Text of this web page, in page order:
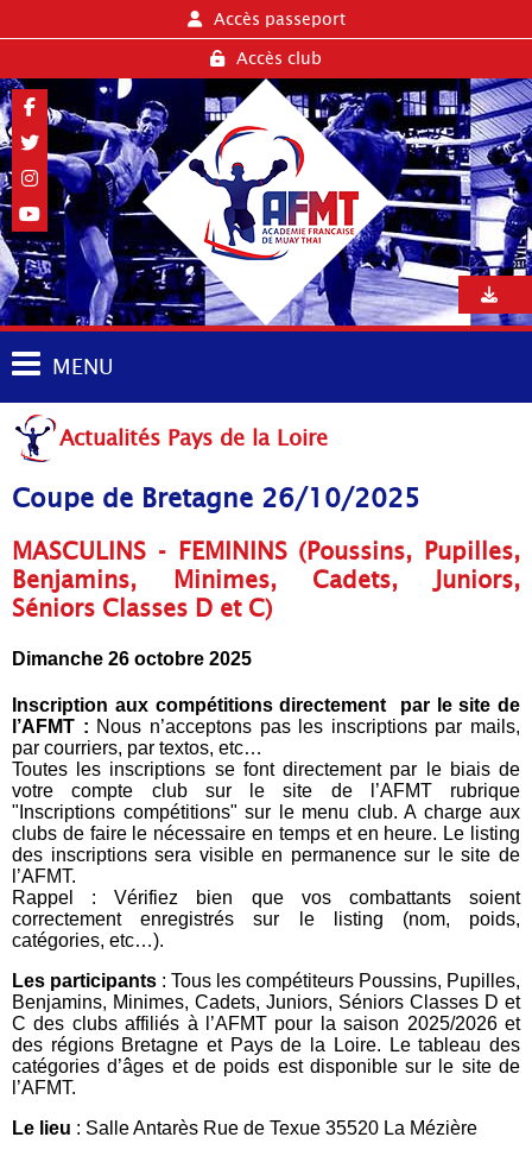
Accès passeport
Accès club
MENU
Actualités Pays de la Loire
Coupe de Bretagne 26/10/2025
MASCULINS - FEMININS (Poussins, Pupilles,
Benjamins, Minimes, Cadets, Juniors,
Séniors Classes D et C)
Dimanche 26 octobre 2025
Inscription aux compétitions directement par le site de
l’AFMT : Nous n’acceptons pas les inscriptions par mails,
par courriers, par textos, etc…
Toutes les inscriptions se font directement par le biais de
votre compte club sur le site de l’AFMT rubrique
"Inscriptions compétitions" sur le menu club. A charge aux
clubs de faire le nécessaire en temps et en heure. Le listing
des inscriptions sera visible en permanence sur le site de
l’AFMT.
Rappel : Vérifiez bien que vos combattants soient
correctement enregistrés sur le listing (nom, poids,
catégories, etc…).
Les participants : Tous les compétiteurs Poussins, Pupilles,
Benjamins, Minimes, Cadets, Juniors, Séniors Classes D et
C des clubs affiliés à l’AFMT pour la saison 2025/2026 et
des régions Bretagne et Pays de la Loire. Le tableau des
catégories d’âges et de poids est disponible sur le site de
l’AFMT.
Le lieu : Salle Antarès Rue de Texue 35520 La Mézière